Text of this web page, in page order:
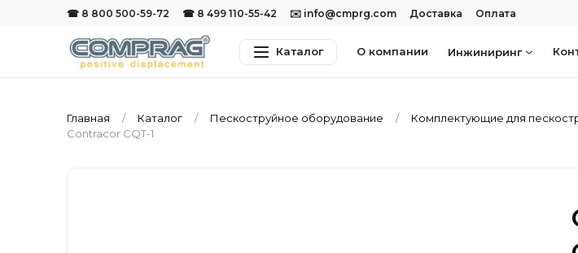
☎ 8 800 500-59-72 ☎ 8 499 110-55-42 ✉️ info@cmprg.com Доставка Оплата
Каталог О компании Инжиниринг
Главная Каталог Пескоструйное оборудование Комплектующие для
Contracor CQТ-1